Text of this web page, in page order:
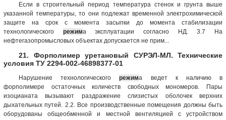
Если в строительный период температура стенок и грунта выше
указанной температуры, то они подлежат временной электрохимической
защите на срок с момента засыпки до момента стабилизации
технологического режима эксплуатации согласно НД. 3.7 На
нефтегазопромысловых объектах допускается не прим...
21. Форполимер уретановый СУРЭЛ-МЛ. Технические
условия ТУ 2294-002-46898377-01
Нарушение технологическогорежима ведет к наличию в
форполимере остаточных количеств свободных мономеров. Пары
изоцианата вызывают раздражение слизистых оболочек верхних
дыхательных путей. 2.2. Все производственные помещения должны быть
оборудованы общеобменной и местной вентиляцией с устройством